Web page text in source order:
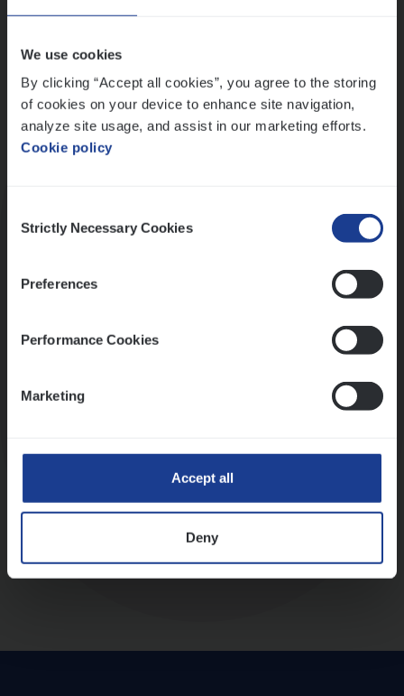
We use cookies
By clicking “Accept all cookies”, you agree to the storing
of cookies on your device to enhance site navigation,
analyze site usage, and assist in our marketing efforts.
Cookie policy
Selection
Strictly Necessary Cookies
Preferences
Performance Cookies
Marketing
Accept all
Deny